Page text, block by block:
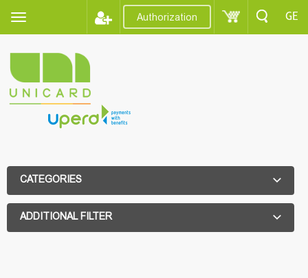
Authorization GE
CATEGORIES
ADDITIONAL FILTER